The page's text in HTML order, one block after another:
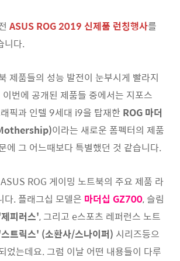
ASUS ROG 2019 신제품 런칭행사를
니다.
제품들의 성능 발전이 눈부시게 빨라지
번에 공개된 제품들 중에서는 지포스
픽과 인텔 9세대 i9을 탑재한 ROG 마더
이라는 새로운 폼펙터의 제품
에 그 어느때보다 특별했던 것 같습니다.
ROG 게이밍 노트북의 주요 제품 라
다. 플래그십 모델은 마더십 GZ700, 슬림
피러스', 그리고 e스포츠 레퍼런스 노트
트릭스' (소환사/스나이퍼) 시리즈등으
었는데요. 그럼 이날 어떤 내용들이 다루